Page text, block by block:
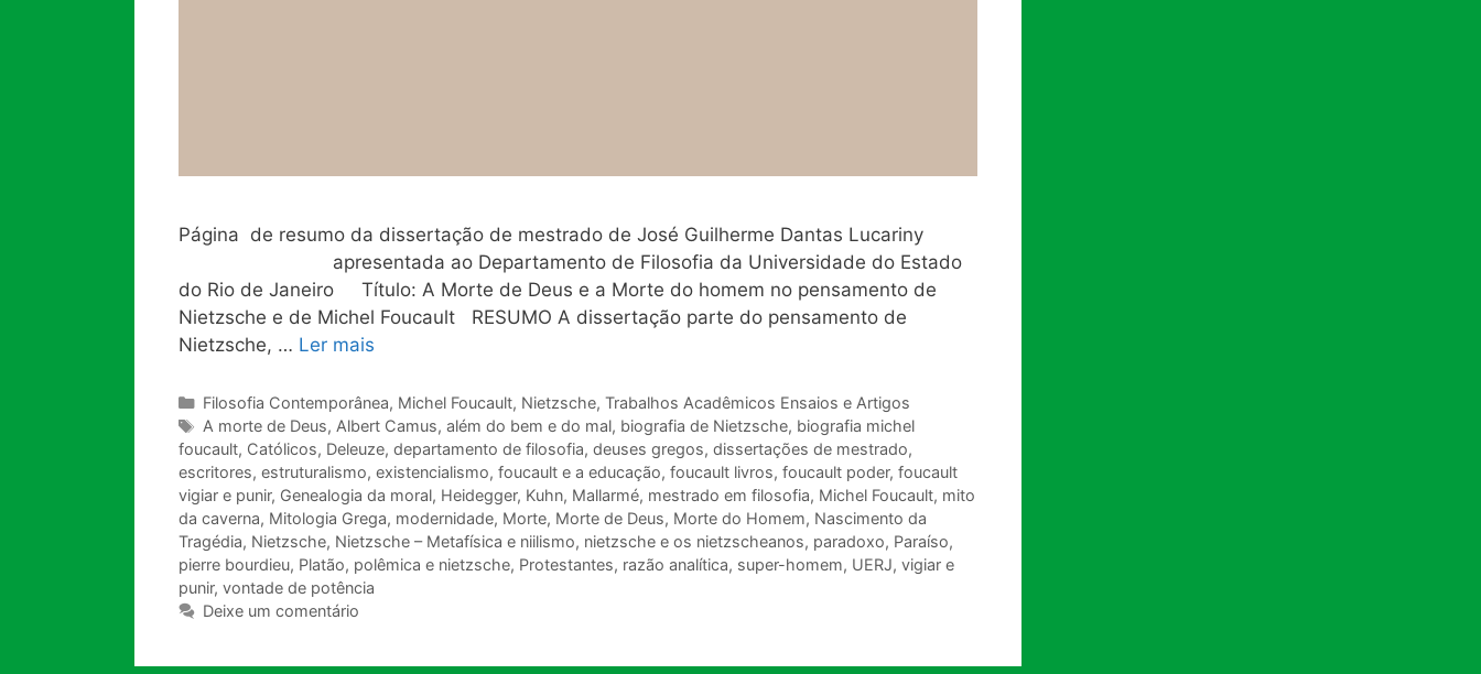
Página de resumo da dissertação de mestrado de José Guilherme Dantas Lucariny
apresentada ao Departamento de Filosofia da Universidade do Estado
do Rio de Janeiro Título: A Morte de Deus e a Morte do homem no pensamento de
Nietzsche e de Michel Foucault RESUMO A dissertação parte do pensamento de
Nietzsche, … Ler mais
Categorias
Filosofia Contemporânea, Michel Foucault, Nietzsche, Trabalhos Acadêmicos Ensaios e Artigos
Tags
A morte de Deus, Albert Camus, além do bem e do mal, biografia de Nietzsche, biografia michel
foucault, Católicos, Deleuze, departamento de filosofia, deuses gregos, dissertações de mestrado,
escritores, estruturalismo, existencialismo, foucault e a educação, foucault livros, foucault poder, foucault
vigiar e punir, Genealogia da moral, Heidegger, Kuhn, Mallarmé, mestrado em filosofia, Michel Foucault, mito
da caverna, Mitologia Grega, modernidade, Morte, Morte de Deus, Morte do Homem, Nascimento da
Tragédia, Nietzsche, Nietzsche – Metafísica e niilismo, nietzsche e os nietzscheanos, paradoxo, Paraíso,
pierre bourdieu, Platão, polêmica e nietzsche, Protestantes, razão analítica, super-homem, UERJ, vigiar e
punir, vontade de potência
Deixe um comentário